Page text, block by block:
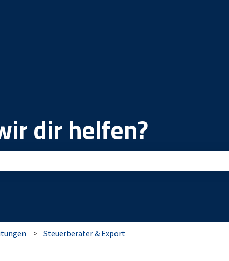
dir helfen?
Steuerberater & Export